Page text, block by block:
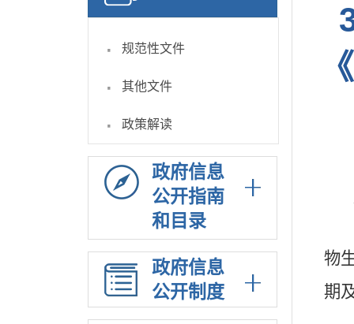
· 规范性文件
· 其他文件
· 政策解读
政府信息
公开指南
和目录
政府信息
公开制度
物
期